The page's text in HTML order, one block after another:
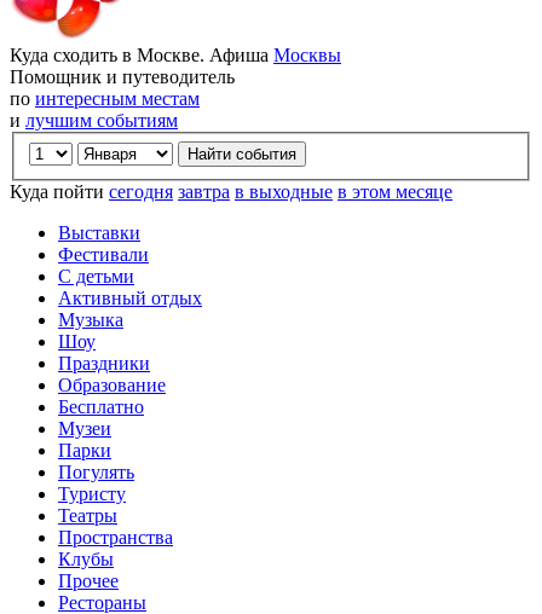
Куда сходить в Москве. Афиша Москвы
Помощник и путеводитель
по интересным местам
и лучшим событиям
Куда пойти сегодня завтра в выходные в этом месяце
Выставки
Фестивали
С детьми
Активный отдых
Музыка
Шоу
Праздники
Образование
Бесплатно
Музеи
Парки
Погулять
Туристу
Театры
Пространства
Клубы
Прочее
Рестораны